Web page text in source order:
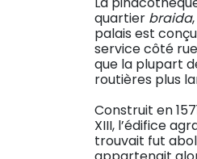
quartier braida
palais est
service côté
que la plupart
routières plus
Construit en
XIII, l’édifice
trouvait fut